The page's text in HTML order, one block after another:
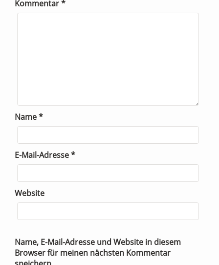
Kommentar*
Name*
E-Mail-Adresse*
Website
Name, E-Mail-Adresse und Website in diesem
Browser für meinen nächsten Kommentar